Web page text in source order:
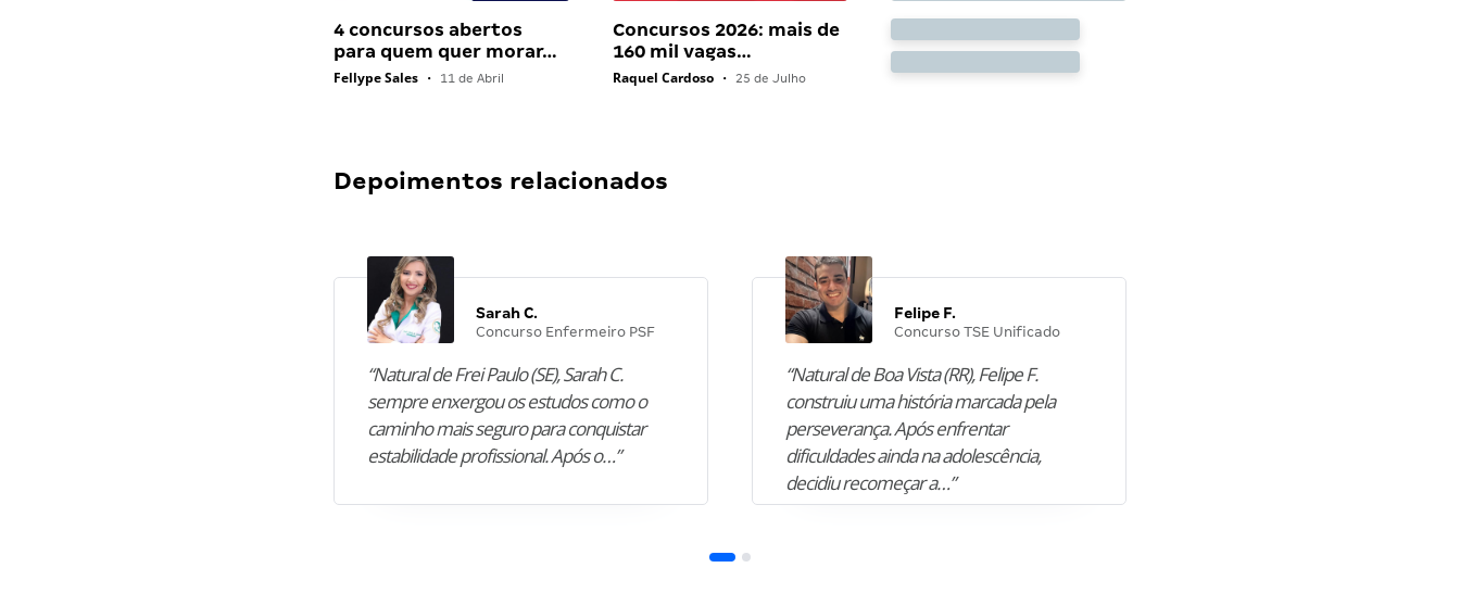
4 concursos abertos
para quem quer morar…
Fellype Sales • 11 de Abril
Concursos 2026: mais de
160 mil vagas…
Raquel Cardoso • 25 de Julho
Depoimentos relacionados
Sarah C.
Concurso Enfermeiro PSF
“Natural de Frei Paulo (SE), Sarah C.
sempre enxergou os estudos como o
caminho mais seguro para conquistar
estabilidade profissional. Após o…”
Felipe F.
Concurso TSE Unificado
“Natural de Boa Vista (RR), Felipe F.
construiu uma história marcada pela
perseverança. Após enfrentar
dificuldades ainda na adolescência,
decidiu recomeçar a…”